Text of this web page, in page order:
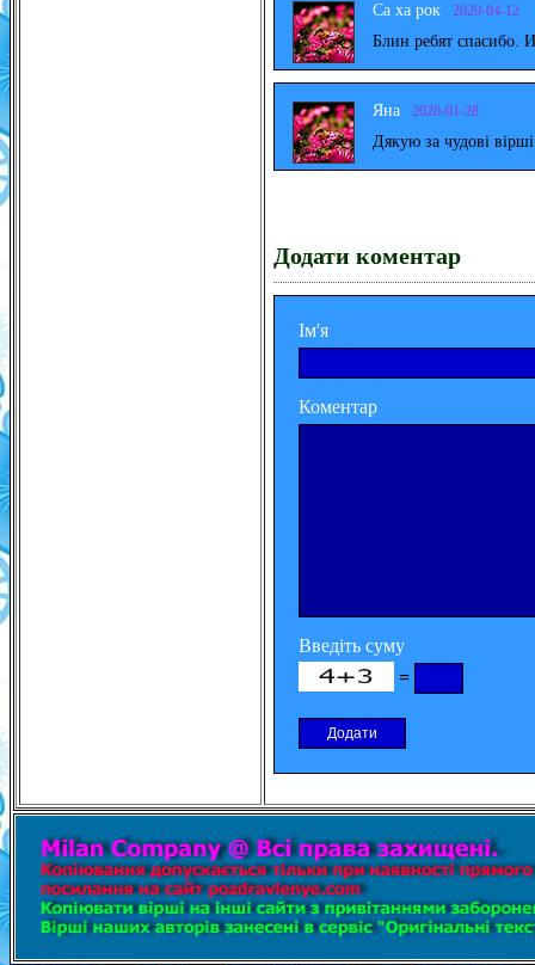
Са ха рок 2020-04-12
Блин ребят спасибо.
Яна 2020-01-28
Дякую за чудові
Додати коментар
Ім'я
Коментар
Введіть суму
=